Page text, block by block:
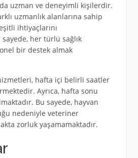
uzman ve deneyimli kişilerdir.
uzmanlık alanlarına sahip
ihtiyaçlarını
sayede, her türlü sağlık
bir destek almak
hafta içi belirli saatler
Ayrıca, hafta sonu
Bu sayede, hayvan
nedeniyle veteriner
zorluk yaşamamaktadır.